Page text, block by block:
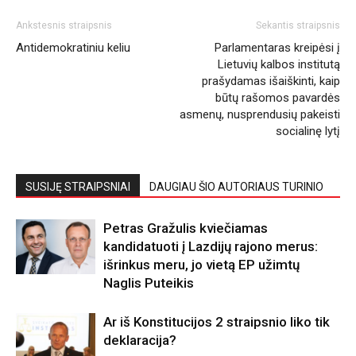
Ankstesnis straipsnis
Antidemokratiniu keliu
Sekantis straipsnis
Parlamentaras kreipėsi į
Lietuvių kalbos institutą
prašydamas išaiškinti, kaip
būtų rašomos pavardės
asmenų, nusprendusių pakeisti
socialinę lytį
SUSIJĘ STRAIPSNIAI DAUGIAU ŠIO AUTORIAUS TURINIO
Petras Gražulis kviečiamas
kandidatuoti į Lazdijų rajono merus:
išrinkus meru, jo vietą EP užimtų
Naglis Puteikis
Ar iš Konstitucijos 2 straipsnio liko tik
deklaracija?